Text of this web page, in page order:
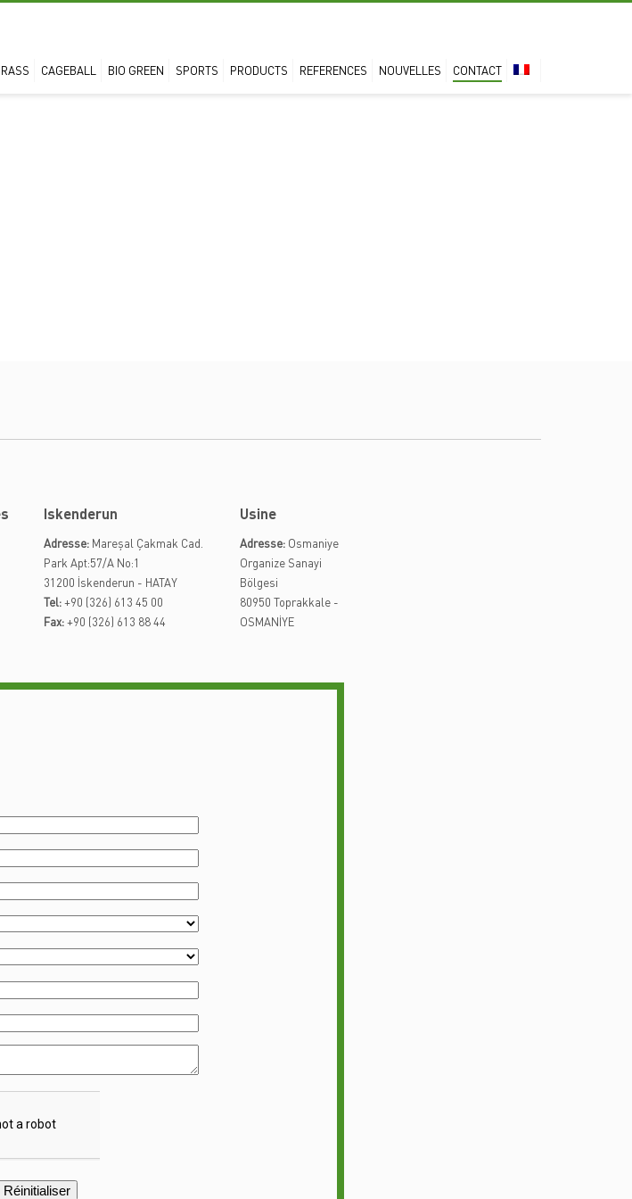
CAGEBALL BIO GREEN SPORTS PRODUCTS REFERENCES NOUVELLES CONTACT
Iskenderun
Adresse:Mareşal Çakmak Cad.
Park Apt:57/A No:1
31200 İskenderun - HATAY
Tel:+90 (326) 613 45 00
Fax:+90 (326) 613 88 44
Usine
Adresse: Osmaniye
Organize Sanayi
Bölgesi
80950 Toprakkale -
OSMANİYE